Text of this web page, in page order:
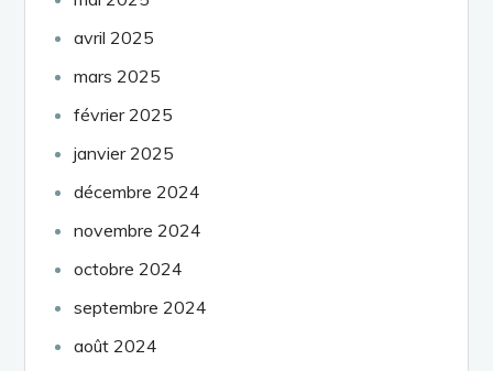
avril 2025
mars 2025
février 2025
janvier 2025
décembre 2024
novembre 2024
octobre 2024
septembre 2024
août 2024